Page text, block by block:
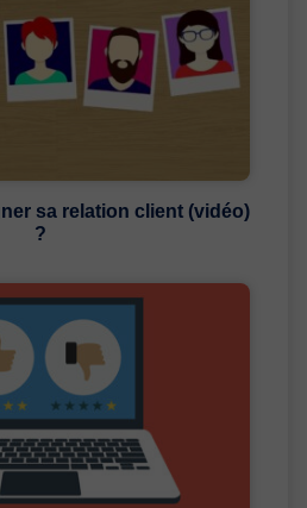
sa relation client (vidéo)
?